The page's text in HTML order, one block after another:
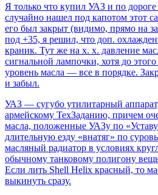
Я только что купил УАЗ и по
случайно нашел под капотом этот
его был закрыт (видимо, прямо на
под +35, я решил, что доп.
краник. Тут же на х. х. давление
сигнальной лампочки, хотя до
уровень масла — все в порядке.
и забыл.
УАЗ — сугубо утилитарный
армейскому ТехЗаданию, причем
масла, положенные УАЗу по
длительную езду «внатяг» по
масляный радиатор в условиях
обычному танковому полигону
Если лить Shell Helix красный, то
выкинуть сразу.